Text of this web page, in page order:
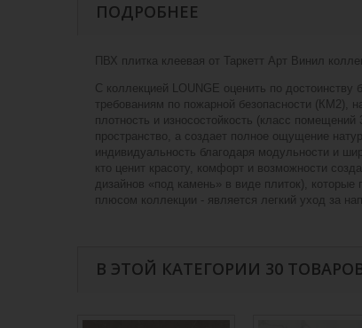
ПОДРОБНЕЕ
ПВХ плитка клеевая от Таркетт Арт Винил
С коллекцией LOUNGE оценить по
требованиям по пожарной безопасности (КМ2),
плотность и износостойкость (класс
пространство, а создает полное ощущение
индивидуальность благодаря модульности и
кто ценит красоту, комфорт и возможности
дизайнов «под камень» в виде плиток),
плюсом коллекции - является легкий уход за
В ЭТОЙ КАТЕГОРИИ 30